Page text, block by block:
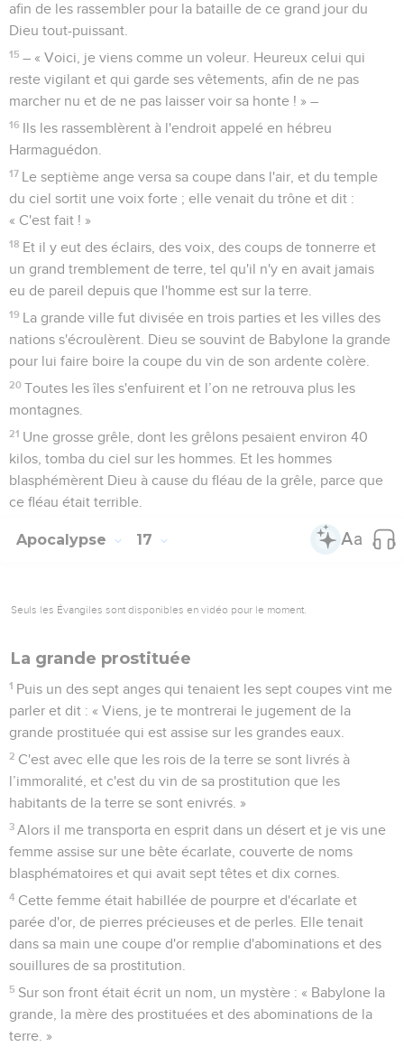
afin de les rassembler pour la bataille de ce grand jour du
Dieu tout-puissant.
15 – « Voici, je viens comme un voleur. Heureux celui qui
reste vigilant et qui garde ses vêtements, afin de ne pas
marcher nu et de ne pas laisser voir sa honte ! » –
16 Ils les rassemblèrent à l'endroit appelé en hébreu
Harmaguédon.
17 Le septième ange versa sa coupe dans l'air, et du temple
du ciel sortit une voix forte ; elle venait du trône et dit :
« C'est fait ! »
18 Et il y eut des éclairs, des voix, des coups de tonnerre et
un grand tremblement de terre, tel qu'il n'y en avait jamais
eu de pareil depuis que l'homme est sur la terre.
19 La grande ville fut divisée en trois parties et les villes des
nations s'écroulèrent. Dieu se souvint de Babylone la grande
pour lui faire boire la coupe du vin de son ardente colère.
20 Toutes les îles s'enfuirent et l’on ne retrouva plus les
montagnes.
21 Une grosse grêle, dont les grêlons pesaient environ 40
kilos, tomba du ciel sur les hommes. Et les hommes
blasphémèrent Dieu à cause du fléau de la grêle, parce que
ce fléau était terrible.
Apocalypse 17
Seuls les Évangiles sont disponibles en vidéo pour le moment.
La grande prostituée
1 Puis un des sept anges qui tenaient les sept coupes vint me
parler et dit : « Viens, je te montrerai le jugement de la
grande prostituée qui est assise sur les grandes eaux.
2 C'est avec elle que les rois de la terre se sont livrés à
l’immoralité, et c'est du vin de sa prostitution que les
habitants de la terre se sont enivrés. »
3 Alors il me transporta en esprit dans un désert et je vis une
femme assise sur une bête écarlate, couverte de noms
blasphématoires et qui avait sept têtes et dix cornes.
4 Cette femme était habillée de pourpre et d'écarlate et
parée d'or, de pierres précieuses et de perles. Elle tenait
dans sa main une coupe d'or remplie d'abominations et des
souillures de sa prostitution.
5 Sur son front était écrit un nom, un mystère : « Babylone la
grande, la mère des prostituées et des abominations de la
terre. »